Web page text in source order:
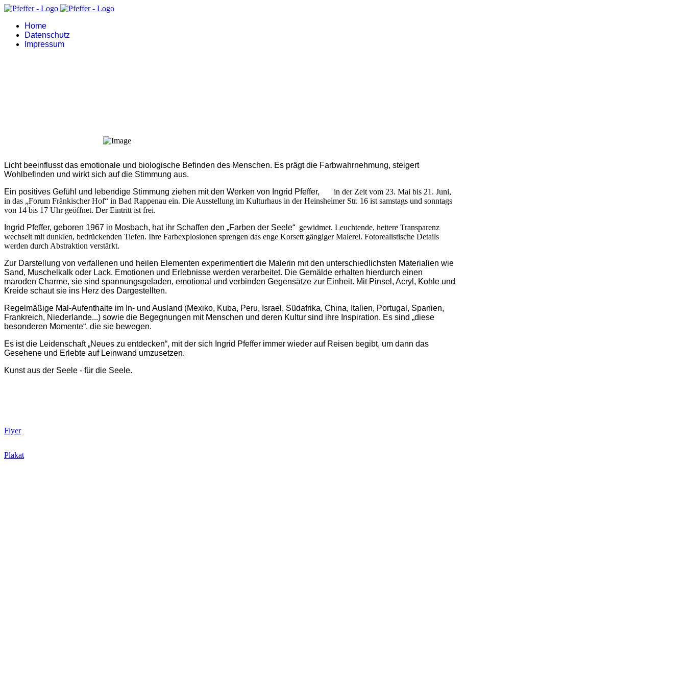
Home
Datenschutz
Impressum
Licht beeinflusst das emotionale und biologische Befinden des Menschen. Es prägt die Farbwahrnehmung, steigert
Wohlbefinden und wirkt sich auf die Stimmung aus.
Ein positives Gefühl und lebendige Stimmung ziehen mit den Werken von Ingrid Pfeffer,
in der Zeit vom 23. Mai bis 21. Juni,
in das „Forum Fränkischer Hof“ in Bad Rappenau ein. Die Ausstellung im Kulturhaus in der Heinsheimer Str. 16 ist samstags und sonntags
von 14 bis 17 Uhr geöffnet. Der Eintritt ist frei.
Ingrid Pfeffer, geboren 1967 in Mosbach, hat ihr Schaffen den „Farben der Seele“ gewidmet. Leuchtende, heitere Transparenz
wechselt mit dunklen, bedrückenden Tiefen. Ihre Farbexplosionen sprengen das enge Korsett gängiger Malerei. Fotorealistische Details
werden durch Abstraktion verstärkt.
Zur Darstellung von verfallenen und heilen Elementen experimentiert die Malerin mit den unterschiedlichsten Materialien wie
Sand, Muschelkalk oder Lack. Emotionen und Erlebnisse werden verarbeitet. Die Gemälde erhalten hierdurch einen
maroden Charme, sie sind spannungsgeladen, emotional und verbinden Gegensätze zur Einheit. Mit Pinsel, Acryl, Kohle und
Kreide schaut sie ins Herz des Dargestellten.
Regelmäßige Mal-Aufenthalte im In- und Ausland (Mexiko, Kuba, Peru, Israel, Südafrika, China, Italien, Portugal, Spanien,
Frankreich, Niederlande...) sowie die Begegnungen mit Menschen und deren Kultur sind ihre Inspiration. Es sind „diese
besonderen Momente“, die sie bewegen.
Es ist die Leidenschaft „Neues zu entdecken“, mit der sich Ingrid Pfeffer immer wieder auf Reisen begibt, um dann das
Gesehene und Erlebte auf Leinwand umzusetzen.
Kunst aus der Seele - für die Seele.
Flyer
Plakat